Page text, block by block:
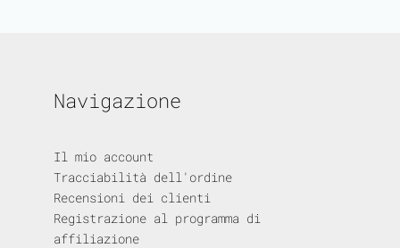
Navigazione
Il mio account
Tracciabilità dell'ordine
Recensioni dei clienti
Registrazione al programma di
affiliazione